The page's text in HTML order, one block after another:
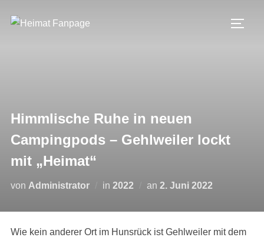
Inhalt
Himmlische Ruhe in neuen
Campingpods – Gehlweiler lockt
mit „Heimat“
von Administrator in 2022 an Veröffentlicht
2. Juni 2022
Wie kein anderer Ort im Hunsrück ist Gehlweiler mit dem